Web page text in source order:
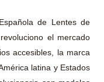
de Lentes de
el mercado
accesibles, la marca
latina y Estados